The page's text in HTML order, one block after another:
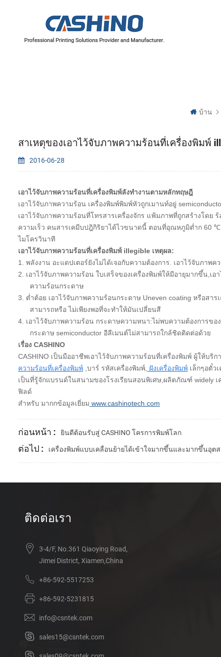
บ้าน
สาเหตุของเอาไว้จับภาพความร้อนที่เครื่องพิมพ์
2016-06-28
เอาไว้จับภาพความร้อนที่เครื่องพิมพ์ลังทำงานตามหลักทฤษฎี
เอาไว้จับภาพความร้อน เครื่องพิมพ์พิมพ์หัวถูกเมานท์อยู่
เอาไว้จับภาพความร้อนที่โทรสารเครื่องจักร แฟ้มภาพที่ถูกสร้างโดย
ความเร็ว คนสารเคมีบปฎิกิริยาได้ไวขนาดนี้ ตอนที่อุณหภูมิต่ำก 60 ℃
ไมโครวินาที
เอาไว้จับภาพความร้อนที่เครื่องพิมพ์ illegible เหตุผล:
1. พลังงาน อะแดปเตอร์ยังไม่ได้เจอกับความต้องการ. เอาไว้จับภาพ
2. เอาไว้จับภาพความร้อน ใบเสร็จของเครื่องพิมพ์ให้มีอายุมากขึ้น,เ
ความร้อนกระดาษ
3. ต่ำต้อย เอาไว้จับภาพความร้อนกระดาษ Uneven coating หรือสา
สามารถหรือ ไม่เพียงพอที่จะทำให้มันเปลี่ยนสี
4. เอาไว้จับภาพความร้อน กระดาษความหนา:ไม่พบความต้องการข
กระดาษ semiconductor อีลีเมนต์ไม่สามารถใกล้ชิดติดต่อด้วย
เรื่อง CASHINO
CASHINO เป็นมืออาชีพเอาไว้จับภาพความร้อนที่เครื่องพิมพ์ ผู้ให้
ความร้อนที่เครื่องพิมพ์ ,บาร์ รหัสเครื่องพิมพ์, ฝังเครื่องพิมพ์ เล็กๆอตั๋ว
เป็นที่รู้จักแบรนด์ในสนามของโรงเรียนสอนพิเศษ,ผลิตภัณฑ์ widely เ
ฟิลด์
สำหรับ มากกข้อมูลเยี่ยม www.cashinotech.com
ก่อนหน้า : ยินดีต้อนรับสู่ CASHINO โครการพิมพ์โลก
ต่อไป : เครื่องพิมพ์แบบเคลื่อนย้ายได้เข้าใจมากขึ้นและมากขึ้นอุต
ติดต่อเรา
3-4/F, No.361 Qiaoying Road,
Jimei District, Xiamen,China
+86-592-5517253
+86-592-5231815
info@csntek.com
sales15@csntek.com